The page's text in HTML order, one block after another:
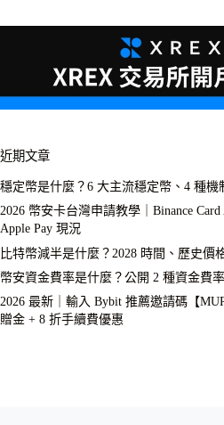
近期文章
穩定幣是什麼？6 大主流穩定幣、4 種機
2026 幣安卡台灣申請教學｜Binance
Apple Pay 現況
比特幣減半是什麼？2028 時間、歷史價
幣安資金費率是什麼？公開 2 種資金費
2026 最新｜輸入 Bybit 推薦邀請碼【
贈金 + 8 折手續費優惠